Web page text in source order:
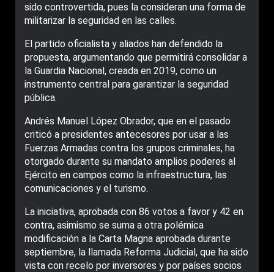
sido controvertida, pues la consideran una forma de
militarizar la seguridad en las calles.
El partido oficialista y aliados han defendido la
propuesta, argumentando que permitirá consolidar a
la Guardia Nacional, creada en 2019, como un
instrumento central para garantizar la seguridad
pública.
Andrés Manuel López Obrador, que en el pasado
criticó a presidentes antecesores por usar a las
Fuerzas Armadas contra los grupos criminales, ha
otorgado durante su mandato amplios poderes al
Ejército en campos como la infraestructura, las
comunicaciones y el turismo.
La iniciativa, aprobada con 86 votos a favor y 42 en
contra, asimismo se suma a otra polémica
modificación a la Carta Magna aprobada durante
septiembre, la llamada Reforma Judicial, que ha sido
vista con recelo por inversores y por países socios